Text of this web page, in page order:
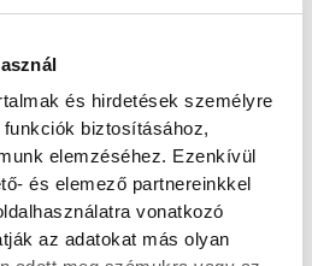
és hirdetések személyre
biztosításához,
elemzéséhez. Ezenkívül
és elemező partnereinkkel
vonatkozó
az adatokat más olyan